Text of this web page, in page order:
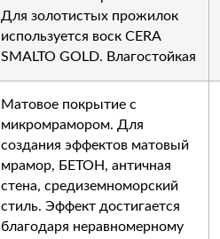
Для золотистых прожилок
используется воск CERA
SMALTO GOLD. Влагостойкая
Матовое покрытие с
микромрамором. Для
создания эффектов матовый
мрамор, БЕТОН, античная
стена, средиземноморский
стиль. Эффект достигается
благодаря неравномерному